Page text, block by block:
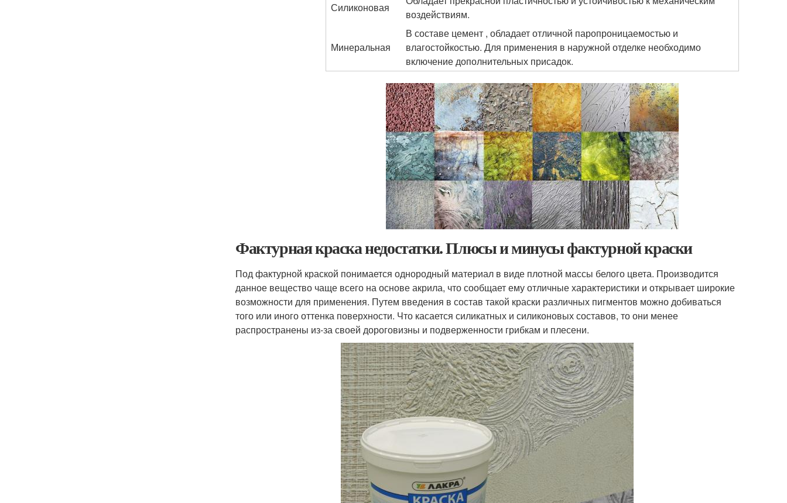
Силиконовая
воздействиям.
Минеральная
В составе цемент , обладает отличной паропроницаемостью и
влагостойкостью. Для применения в наружной отделке необходимо
включение дополнительных присадок.
Фактурная краска недостатки. Плюсы и минусы фактурной краски
Под фактурной краской понимается однородный материал в виде плотной массы белого цвета. Производится
данное вещество чаще всего на основе акрила, что сообщает ему отличные характеристики и открывает широкие
возможности для применения. Путем введения в состав такой краски различных пигментов можно добиваться
того или иного оттенка поверхности. Что касается силикатных и силиконовых составов, то они менее
распространены из-за своей дороговизны и подверженности грибкам и плесени.